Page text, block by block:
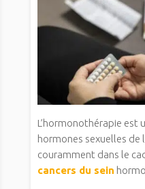
L’hormonothérapie est
hormones sexuelles
couramment dans le
cancers du sein